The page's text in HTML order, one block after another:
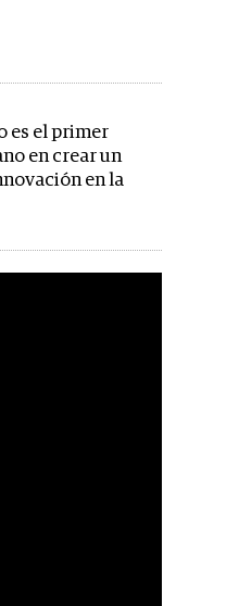
es el primer
en crear un
en la